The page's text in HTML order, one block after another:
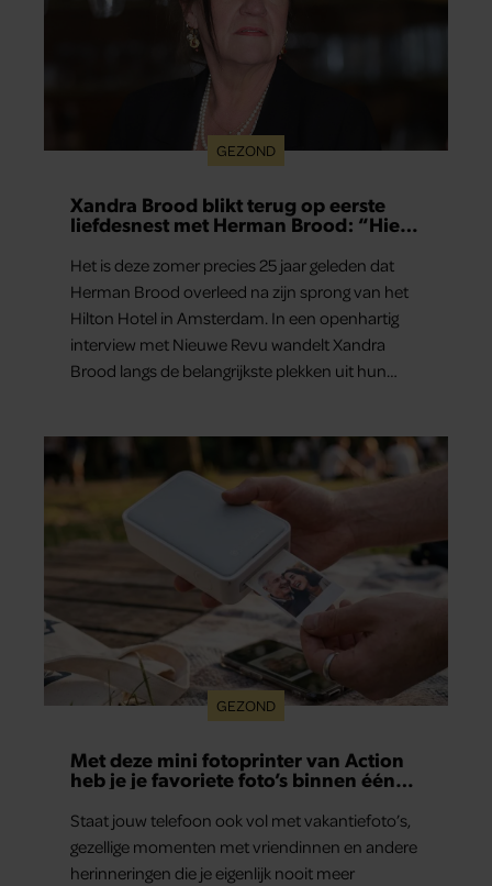
GEZOND
Xandra Brood blikt terug op eerste
liefdesnest met Herman Brood: “Hier
Het is deze zomer precies 25 jaar geleden dat
Herman Brood overleed na zijn sprong van het
Hilton Hotel in Amsterdam. In een openhartig
interview met Nieuwe Revu wandelt Xandra
Brood langs de belangrijkste plekken uit hun
aan herinneringen op. Daar begon hun leven
samen en werd dochter Lola geboren.
GEZOND
Met deze mini fotoprinter van Action
heb je je favoriete foto’s binnen één
Staat jouw telefoon ook vol met vakantiefoto’s,
gezellige momenten met vriendinnen en andere
herinneringen die je eigenlijk nooit meer